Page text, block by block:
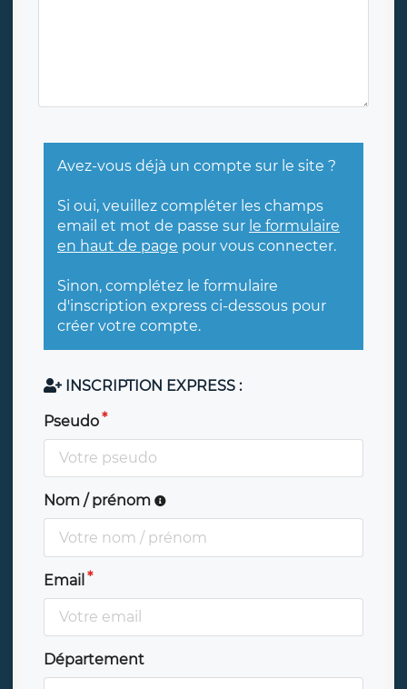
Avez-vous déjà un compte sur le site ?
Si oui, veuillez compléter les champs
email et mot de passe sur le formulaire
en haut de page pour vous connecter.
Sinon, complétez le formulaire
d'inscription express ci-dessous pour
créer votre compte.
INSCRIPTION EXPRESS :
Pseudo
Nom / prénom
Email
Département